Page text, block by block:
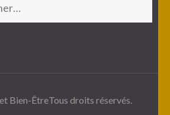
:
Bien-ÊtreTous droits réservés.